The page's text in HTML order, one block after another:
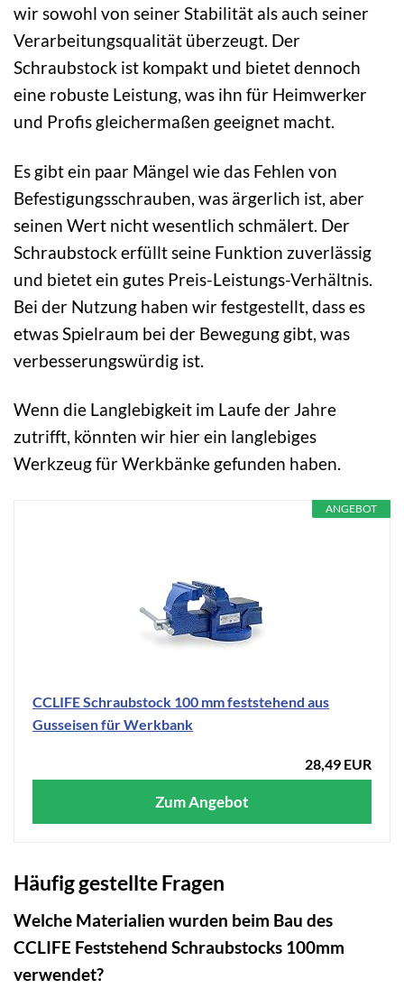
wir sowohl von seiner Stabilität als auch seiner
Verarbeitungsqualität überzeugt. Der
Schraubstock ist kompakt und bietet dennoch
eine robuste Leistung, was ihn für Heimwerker
und Profis gleichermaßen geeignet macht.
Es gibt ein paar Mängel wie das Fehlen von
Befestigungsschrauben, was ärgerlich ist, aber
seinen Wert nicht wesentlich schmälert. Der
Schraubstock erfüllt seine Funktion zuverlässig
und bietet ein gutes Preis-Leistungs-Verhältnis.
Bei der Nutzung haben wir festgestellt, dass es
etwas Spielraum bei der Bewegung gibt, was
verbesserungswürdig ist.
Wenn die Langlebigkeit im Laufe der Jahre
zutrifft, könnten wir hier ein langlebiges
Werkzeug für Werkbänke gefunden haben.
ANGEBOT
CCLIFE Schraubstock 100 mm feststehend aus
Gusseisen für Werkbank
28,49 EUR
Zum Angebot
Häufig gestellte Fragen
Welche Materialien wurden beim Bau des
CCLIFE Feststehend Schraubstocks 100mm
verwendet?